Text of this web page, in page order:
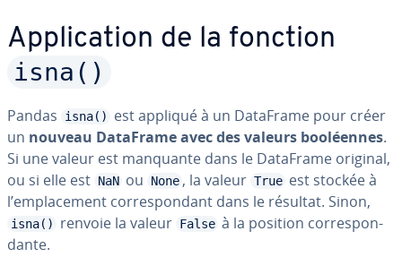
Ap­pli­ca­tion de la fonction
isna()
Pandas isna()
est appliqué à un DataFrame pour créer
un nouveau DataFrame avec des valeurs boo­léennes.
Si une valeur est manquante dans le DataFrame original,
ou si elle est NaN ou None , la valeur True est stockée à
l’em­pla­ce­ment cor­res­pon­dant dans le résultat. Sinon,
isna() renvoie la valeur False à la position cor­res­pon­
dante.